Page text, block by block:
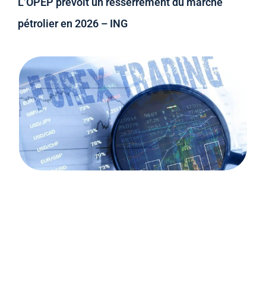
pétrolier en 2026 – ING